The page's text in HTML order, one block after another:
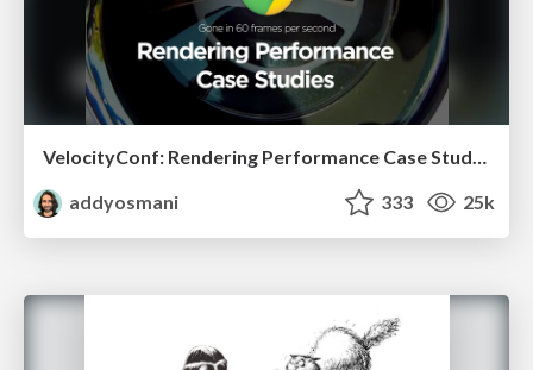
VelocityConf: Rendering Performance Case Studies
addyosmani
333 25k